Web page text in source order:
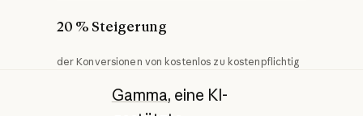
20 % Steigerung
der Konversionen von kostenlos zu kostenpflichtig
Gamma, eine KI-